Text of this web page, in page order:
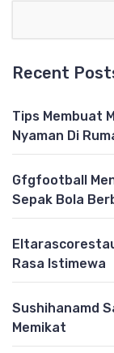
Recent
Tips Membuat
Nyaman Di
Gfgfootball
Sepak Bola
Rasa Istimewa
Sushihanamd
Memikat